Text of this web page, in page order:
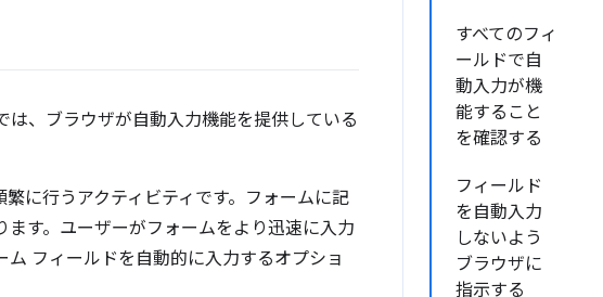
すべてのフィ
ールドで自
動入力が機
能すること
を確認する
フィールド
を自動入力
しないよう
ブラウザに
指示する
、ブラウザが自動入力機能を提供している
に行うアクティビティです。フォームに記
す。ユーザーがフォームをより迅速に入力
フィールドを自動的に入力するオプショ